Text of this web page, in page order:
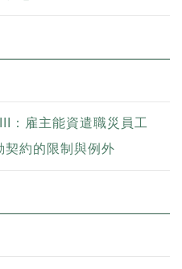
：雇主能資遣職災員工
契約的限制與例外